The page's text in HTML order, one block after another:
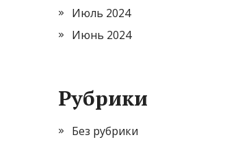
Июль 2024
Июнь 2024
Рубрики
Без рубрики